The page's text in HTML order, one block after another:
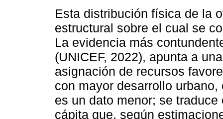
Esta distribución física de la
estructural sobre el cual se
La evidencia más
(UNICEF, 2022), apunta a
asignación de recursos
con mayor desarrollo
es un dato menor; se
cápita que, según